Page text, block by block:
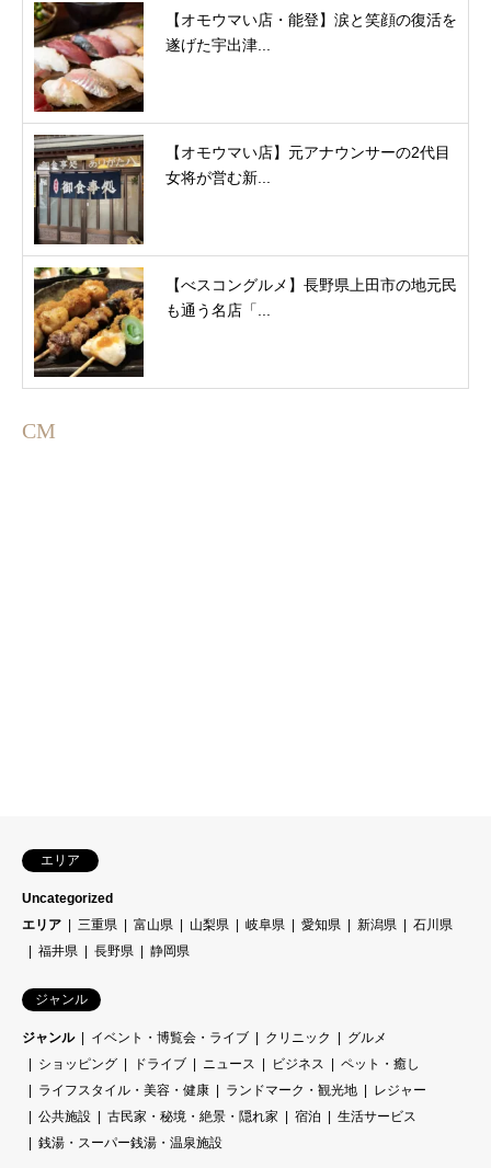
【オモウマい店・能登】涙と笑顔の復活を
遂げた宇出津...
【オモウマい店】元アナウンサーの2代目
女将が営む新...
【べスコングルメ】長野県上田市の地元民
も通う名店「...
CM
エリア
Uncategorized
エリア
三重県 富山県 山梨県 岐阜県 愛知県 新潟県
石川県
福井県
長野県 静岡県
ジャンル
ジャンル イベント・博覧会・ライブ クリニック
グルメ
ショッピング
ドライブ ニュース ビジネス
ペット・癒し
ライフスタイル・美容・健康
ランドマーク・観光地
レジャー
公共施設
古民家・秘境・絶景・隠れ家 宿泊
生活サービス
銭湯・スーパー銭湯・温泉施設